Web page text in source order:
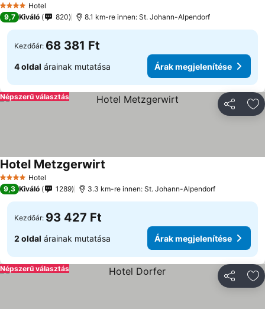
4 KategóriaHotel
9,7 Kiváló 820 8.1 km-re innen: St. Johann-Alpendorf
Kezdőár: 68 381 Ft
4 oldal árainak mutatása Árak megjelenítése
Népszerű választás
4 KategóriaHotel
Hotel Metzgerwirt
9,3 Kiváló 1289 3.3 km-re innen: St. Johann-Alpendorf
Kezdőár: 93 427 Ft
2 oldal árainak mutatása Árak megjelenítése
Népszerű választás